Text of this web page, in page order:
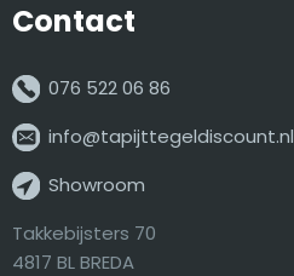
Contact
076 522 06 86
info@tapijttegeldiscount.nl
Showroom
Takkebijsters 70
4817 BL BREDA